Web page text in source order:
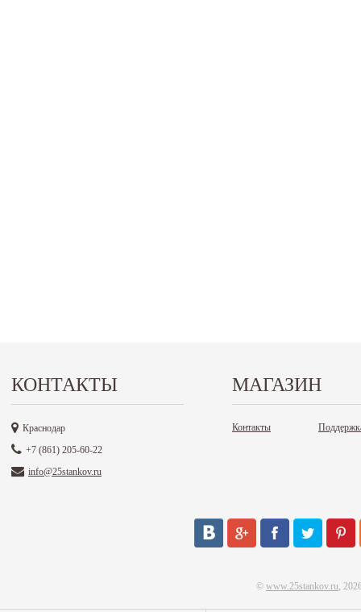
КОНТАКТЫ
Краснодар
+7 (861) 205-60-22
info@25stankov.ru
МАГАЗИН
Контакты
© www.25stankov.ru,